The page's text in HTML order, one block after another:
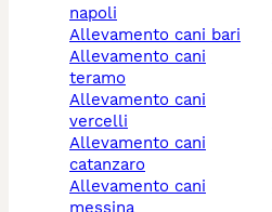
napoli
allevamento cani bari
allevamento cani
teramo
allevamento cani
vercelli
allevamento cani
catanzaro
allevamento cani